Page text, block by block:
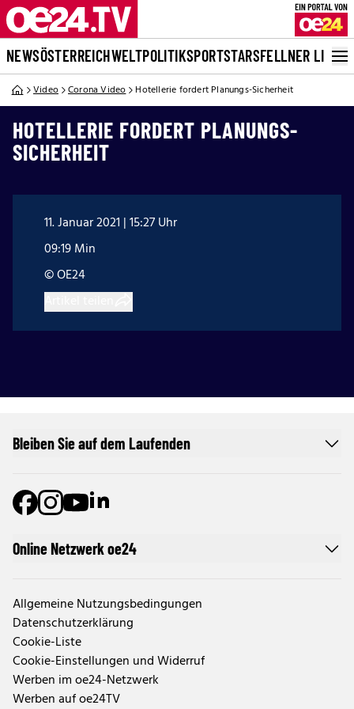
NEWSÖSTERREICHWELTPOLITIKSPORTSTARSFELLNER LIVE
Video Corona Video Hotellerie fordert Planungs-Sicherheit
HOTELLERIE FORDERT PLANUNGS-
SICHERHEIT
11. Januar 2021 | 15:27 Uhr
09:19 Min
© OE24
Online Netzwerk oe24
Allgemeine Nutzungsbedingungen
Datenschutzerklärung
Cookie-Liste
Cookie-Einstellungen und Widerruf
Werben im oe24-Netzwerk
Werben auf oe24TV
Bleiben Sie auf dem Laufenden